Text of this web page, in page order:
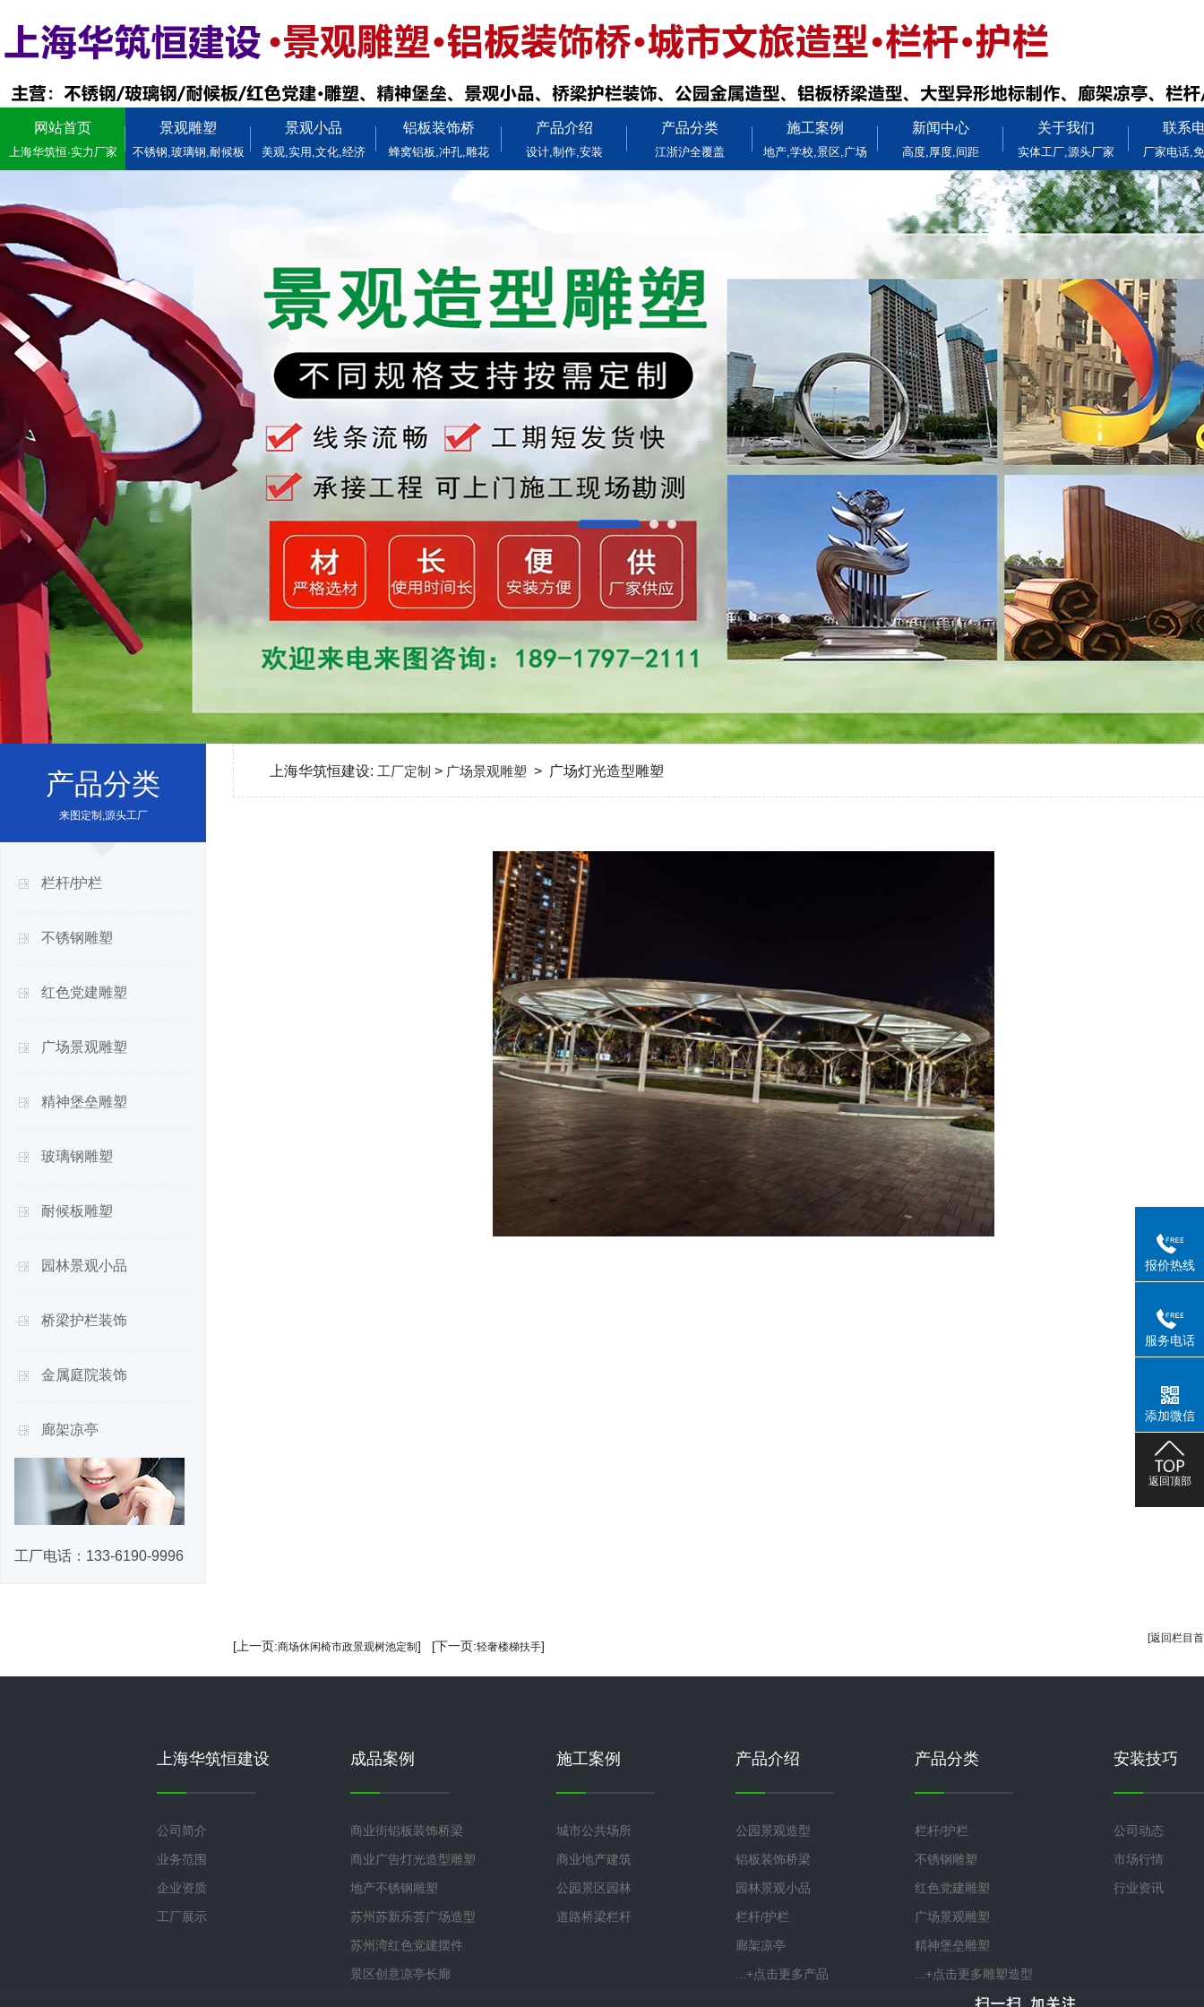
网站首页
上海华筑恒·实力厂家
景观雕塑
不锈钢,玻璃钢,耐候板
景观小品
美观,实用,文化,经济
铝板装饰桥
蜂窝铝板,冲孔,雕花
产品介绍
设计,制作,安装
产品分类
江浙沪全覆盖
施工案例
地产,学校,景区,广场
新闻中心
高度,厚度,间距
关于我们
实体工厂,源头厂家
联系
厂家电话,
产品分类
来图定制,源头工厂
栏杆/护栏
不锈钢雕塑
红色党建雕塑
广场景观雕塑
精神堡垒雕塑
玻璃钢雕塑
耐候板雕塑
园林景观小品
桥梁护栏装饰
金属庭院装饰
廊架凉亭
工厂电话： 133-6190-9996
上海华筑恒建设: 工厂定制 > 广场景观雕塑 > 广场灯光造型雕塑
[返回栏目
[上一页:商场休闲椅市政景观树池定制 ] [下一页:轻奢楼梯扶手]
上海华筑恒建设
公司简介
业务范围
企业资质
工厂展示
成品案例
商业街铝板装饰桥梁
商业广告灯光造型雕塑
地产不锈钢雕塑
苏州苏新乐荟广场造型
苏州湾红色党建摆件
景区创意凉亭长廊
施工案例
城市公共场所
商业地产建筑
公园景区园林
道路桥梁栏杆
产品介绍
公园景观造型
铝板装饰桥梁
园林景观小品
栏杆/护栏
廊架凉亭
...+点击更多产品
产品分类
栏杆/护栏
不锈钢雕塑
红色党建雕塑
广场景观雕塑
精神堡垒雕塑
...+点击更多雕塑造型
安装技巧
公司动态
市场行情
行业资讯
报价热线
服务电话
添加微信
返回顶部